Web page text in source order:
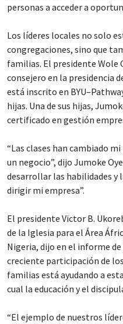
personas a acceder a
Los líderes locales no solo
congregaciones, sino que
familias. El presidente Wole
consejero en la presidencia
está inscrito en
hijas. Una de sus hijas,
certificado en gestión
“Las clases han cambiado
un negocio”, dijo Jumoke
desarrollar las habilidades y
dirigir mi empresa”.
El presidente Victor B.
de la Iglesia para el Área
Nigeria, dijo en el informe de
creciente participación de
familias está ayudando a
cual la educación y el
“El ejemplo de nuestros